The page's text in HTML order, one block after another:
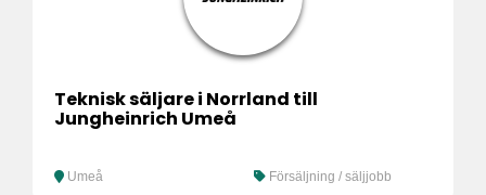
Teknisk säljare i Norrland till
Jungheinrich Umeå
Umeå Försäljning / säljjobb